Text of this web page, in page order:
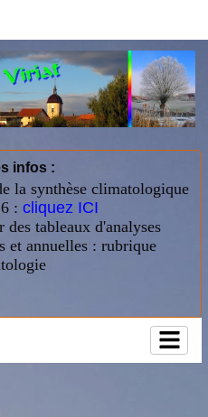
infos :
la synthèse climatologique
: cliquez ICI
des tableaux d'analyses
et annuelles : rubrique